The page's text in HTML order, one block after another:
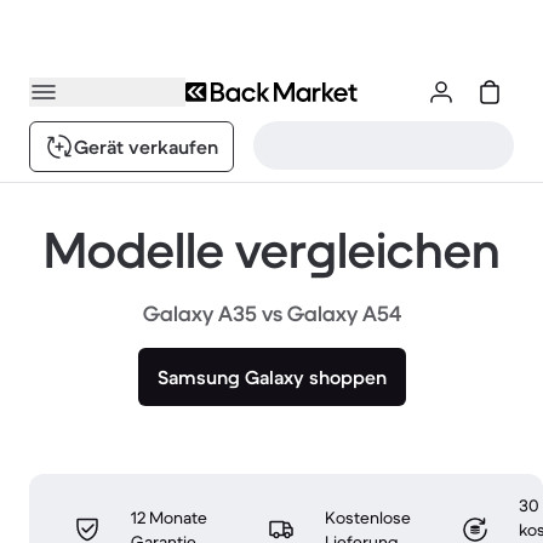
Gerät verkaufen
Modelle vergleichen
Galaxy A35 vs Galaxy A54
Samsung Galaxy shoppen
12 Monate
Kostenlose
30